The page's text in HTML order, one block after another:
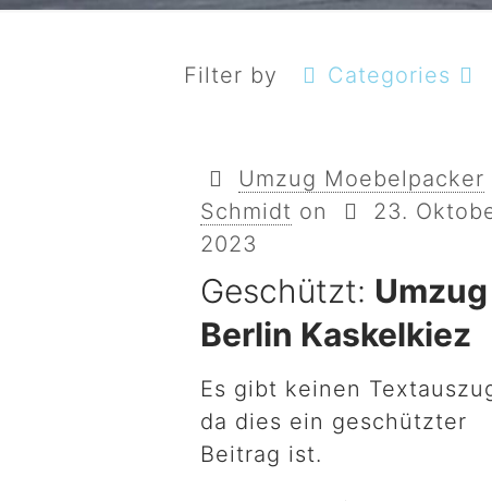
Filter by Categories
Umzug Moebelpacker
Schmidt on
23.
2023
Geschützt: Umzug
Berlin Kaskelkiez
Es gibt keinen
da dies ein geschützter
Beitrag ist.